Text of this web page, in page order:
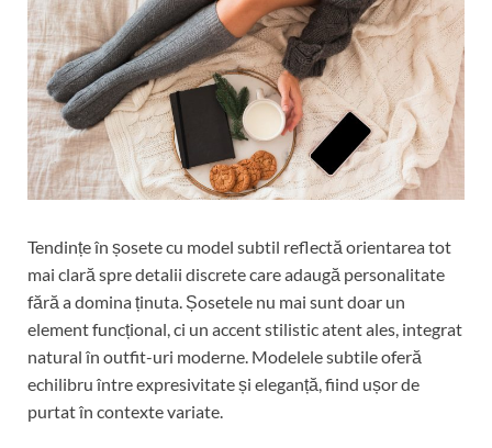
Tendințe în șosete cu model subtil reflectă orientarea tot
mai clară spre detalii discrete care adaugă personalitate
fără a domina ținuta. Șosetele nu mai sunt doar un
element funcțional, ci un accent stilistic atent ales, integrat
natural în outfit-uri moderne. Modelele subtile oferă
echilibru între expresivitate și eleganță, fiind ușor de
purtat în contexte variate.